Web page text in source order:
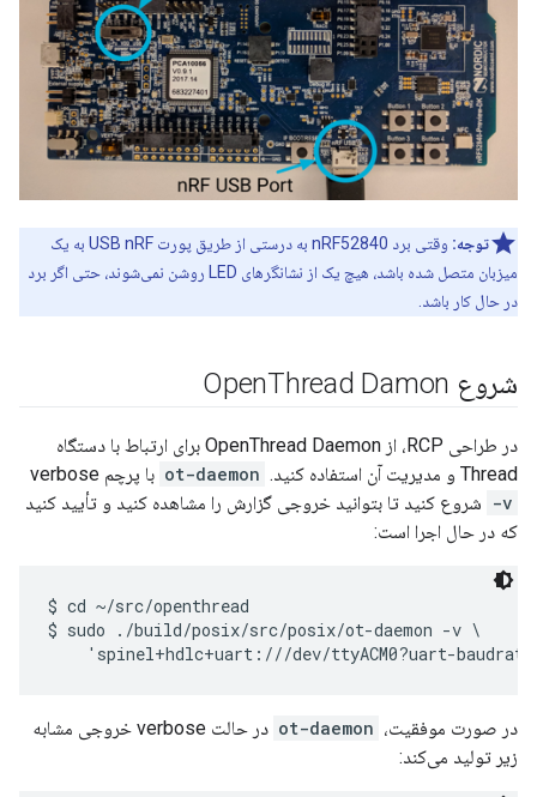
توجه:
وقتی برد nRF52840 به درستی از طریق پورت USB nRF به یک
میزبان متصل شده باشد، هیچ یک از نشانگرهای LED روشن نمی‌شوند، حتی اگر برد
در حال کار باشد.
شروع Open Thread Damon
در طراحی RCP، از OpenThread Daemon برای ارتباط با دستگاه
Thread و مدیریت آن استفاده کنید.
ot-daemon با پرچم verbose
-v شروع کنید تا بتوانید خروجی گزارش را مشاهده کنید و تأیید کنید
که در حال اجرا است:
$ cd ~/src/openthread
$ sudo ./build/posix/src/posix/ot-daemon -v \
در صورت موفقیت، ot-daemon
در حالت verbose خروجی مشابه
زیر تولید می‌کند: